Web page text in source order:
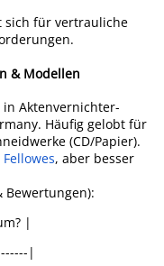
sich für vertrauliche
& Modellen
in Aktenvernichter-
Häufig gelobt für
(CD/Papier).
Fellowes, aber besser
Bewertungen):
|
|